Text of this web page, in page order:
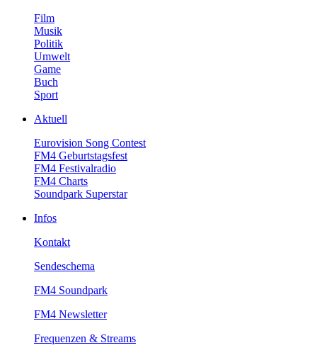
Film
Musik
Politik
Umwelt
Game
Buch
Sport
Aktuell
EurovisionSongContest
FM4Geburtstagsfest
FM4Festivalradio
FM4Charts
SoundparkSuperstar
Infos
Kontakt
Sendeschema
FM4Soundpark
FM4Newsletter
Frequenzen&Streams